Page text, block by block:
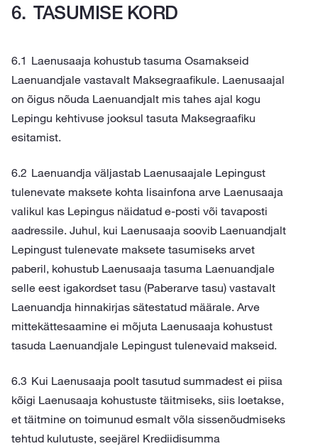
TASUMISE KORD
Laenusaaja kohustub tasuma Osamakseid
Laenuandjale vastavalt Maksegraafikule. Laenusaajal
on õigus nõuda Laenuandjalt mis tahes ajal kogu
Lepingu kehtivuse jooksul tasuta Maksegraafiku
esitamist.
Laenuandja väljastab Laenusaajale Lepingust
tulenevate maksete kohta lisainfona arve Laenusaaja
valikul kas Lepingus näidatud e-posti või tavaposti
aadressile. Juhul, kui Laenusaaja soovib Laenuandjalt
Lepingust tulenevate maksete tasumiseks arvet
paberil, kohustub Laenusaaja tasuma Laenuandjale
selle eest igakordset tasu (Paberarve tasu) vastavalt
Laenuandja hinnakirjas sätestatud määrale. Arve
mittekättesaamine ei mõjuta Laenusaaja kohustust
tasuda Laenuandjale Lepingust tulenevaid makseid.
Kui Laenusaaja poolt tasutud summadest ei piisa
kõigi Laenusaaja kohustuste täitmiseks, siis loetakse,
et täitmine on toimunud esmalt võla sissenõudmiseks
tehtud kulutuste, seejärel Krediidisumma